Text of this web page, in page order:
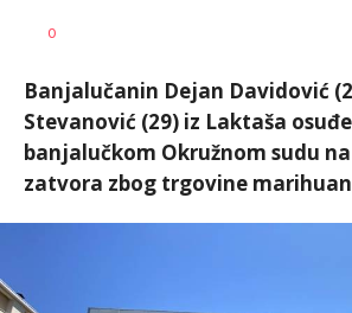
AUTOR
0
Banjalučanin Dejan Davidović
Stevanović (29) iz Laktaša
banjalučkom Okružnom sudu
zatvora zbog trgovine